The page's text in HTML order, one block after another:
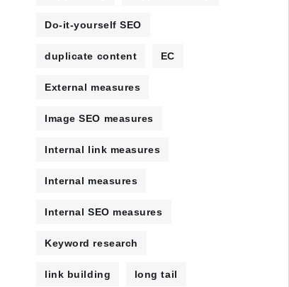
Do-it-yourself SEO
duplicate content EC
External measures
Image SEO measures
Internal link measures
Internal measures
Internal SEO measures
Keyword research
link building long tail